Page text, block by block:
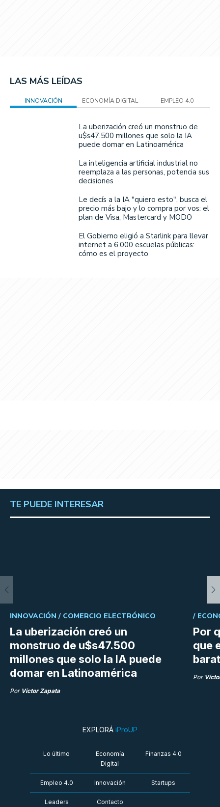
LAS MÁS LEÍDAS
INNOVACIÓN ECONOMÍA DIGITAL EMPLEO 4.0
La uberización creó un monstruo de
u$s47.500 millones que solo la IA
puede domar en Latinoamérica
La inteligencia artificial industrial no
reemplaza a las personas, potencia sus
decisiones
Le decís a la IA "quiero esto", busca el
precio más bajo y lo compra por vos: el
plan de Visa, Mastercard y MODO
El Gobierno eligió a Starlink para llevar
internet a 6.000 escuelas públicas:
cómo es el proyecto
TE PUEDE INTERESAR
La uberización creó un
monstruo de u$s47.500
millones que solo la IA puede
domar en Latinoamérica
INNOVACIÓN / COMERCIO ELECTRÓNICO
Por Víctor Zapata
Por
que
/
Por
EXPLORÁ iProUP
Lo último
Economía
Digital
Finanzas 4.0
Empleo 4.0 Innovación Startups
Leaders Contacto